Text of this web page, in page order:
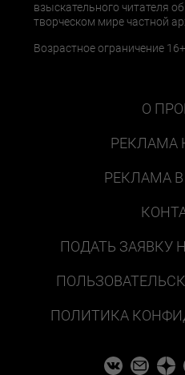
взыскательного читателя
творческом мире частной
Возрастное ограничение 16+
О
РЕКЛАМА
РЕКЛАМА
ПОДАТЬ ЗАЯВКУ
ПОЛИТИКА